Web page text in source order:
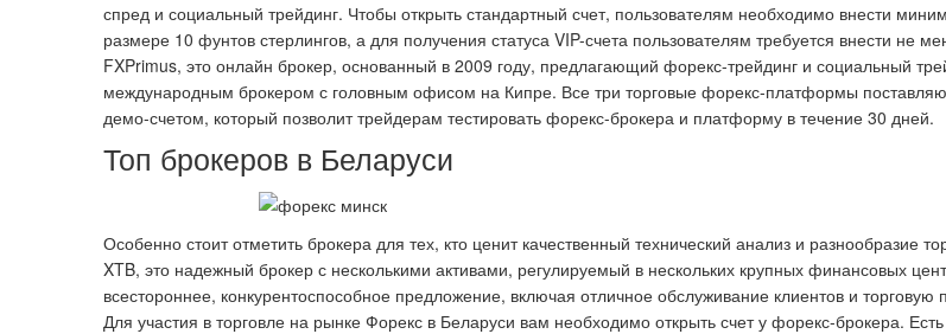
спред и социальный трейдинг. Чтобы открыть стандартный счет, пользователям необходимо внести
размере 10 фунтов стерлингов, а для получения статуса VIP-счета пользователям требуется внести не
FXPrimus, это онлайн брокер, основанный в 2009 году, предлагающий форекс-трейдинг и социальный
международным брокером с головным офисом на Кипре. Все три торговые форекс-платформы
демо-счетом, который позволит трейдерам тестировать форекс-брокера и платформу в течение 30 дней.
Топ брокеров в Беларуси
Особенно стоит отметить брокера для тех, кто ценит качественный технический анализ и разнообразие
XTB, это надежный брокер с несколькими активами, регулируемый в нескольких крупных финансовых
всестороннее, конкурентоспособное предложение, включая отличное обслуживание клиентов и
Для участия в торговле на рынке Форекс в Беларуси вам необходимо открыть счет у форекс-брокера. Есть